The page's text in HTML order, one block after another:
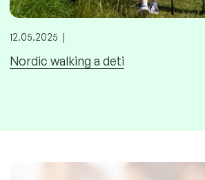
12.05.2025
Nordic walking a deti